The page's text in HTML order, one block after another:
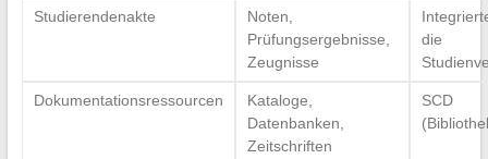
Studierendenakte
Noten,
Prüfungsergebnisse,
Zeugnisse
die
Dokumentationsressourcen
Kataloge,
Datenbanken,
Zeitschriften
SCD